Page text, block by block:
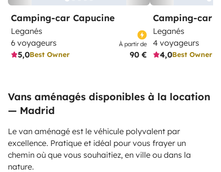
Camping-car Capucine
Leganés
6 voyageurs
5,0Best Owner
À partir de
90 €
Camping-car
Leganés
4 voyageurs
4,0Best Owner
Vans aménagés disponibles à la location
— Madrid
Le van aménagé est le véhicule polyvalent par
excellence. Pratique et idéal pour vous frayer un
chemin où que vous souhaitiez, en ville ou dans la
nature.